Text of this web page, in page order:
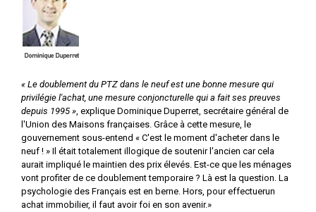
« Le doublement du PTZ dans le neuf est une bonne mesure qui
privilégie l'achat, une mesure conjoncturelle qui a fait ses preuves
depuis 1995 », explique Dominique Duperret, secrétaire général de
l'Union des Maisons françaises. Grâce à cette mesure, le
gouvernement sous-entend « C'est le moment d'acheter dans le
neuf ! » Il était totalement illogique de soutenir l'ancien car cela
aurait impliqué le maintien des prix élevés. Est-ce que les ménages
vont profiter de ce doublement temporaire ? Là est la question. La
psychologie des Français est en berne. Hors, pour effectuerun
achat immobilier, il faut avoir foi en son avenir.»